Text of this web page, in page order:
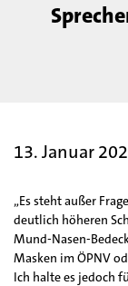
13. Januar
„Es steht außer
deutlich höheren
Mund-Nasen-
Masken im ÖPNV
Ich halte es jedoch